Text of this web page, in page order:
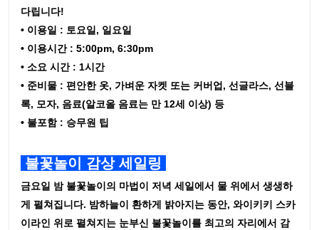
다립니다!
• 이용일 : 토요일, 일요일
• 이용시간 : 5:00pm, 6:30pm
• 소요 시간 : 1시간
• 준비물 : 편안한 옷, 가벼운 자켓 또는 커버업, 선글라스, 선블
록, 모자, 음료(알코올 음료는 만 12세 이상) 등
• 불포함 : 승무원 팁
불꽃놀이 감상 세일링
금요일 밤 불꽃놀이의 마법이 저녁 세일에서 물 위에서 생생하
게 펼쳐집니다. 밤하늘이 환하게 밝아지는 동안, 와이키키 스카
이라인 위로 펼쳐지는 눈부신 불꽃놀이를 최고의 자리에서 감